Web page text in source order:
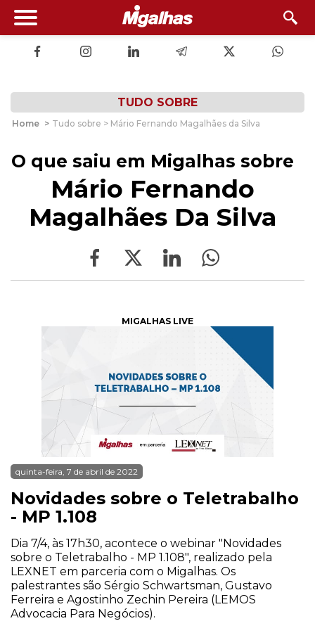
TUDO SOBRE
Home > Tudo sobre > Mário Fernando Magalhães da Silva
O que saiu em Migalhas sobre
Mário Fernando
Magalhães Da Silva
MIGALHAS LIVE
quinta-feira, 7 de abril de 2022
Novidades sobre o Teletrabalho
- MP 1.108
Dia 7/4, às 17h30, acontece o webinar "Novidades
sobre o Teletrabalho - MP 1.108", realizado pela
LEXNET em parceria com o Migalhas. Os
palestrantes são Sérgio Schwartsman, Gustavo
Ferreira e Agostinho Zechin Pereira (LEMOS
Advocacia Para Negócios).